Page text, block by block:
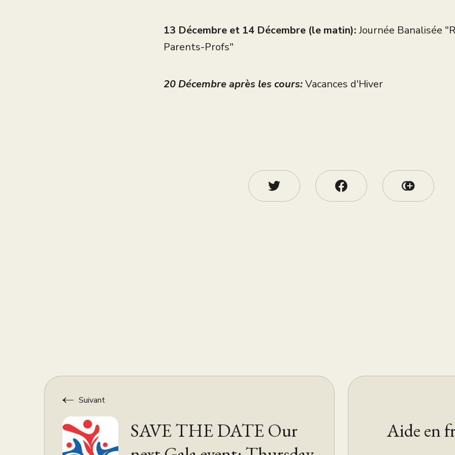
13 Décembre et 14 Décembre (le matin):Journée Banalisée
Parents-Profs"
20 Décembre après les cours:Vacances d'Hiver
Suivant
SAVE THE DATE Our
Aide en